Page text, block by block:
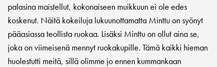
palasina maistellut, kokonaiseen muikkuun ei ole edes
koskenut. Näitä kokeiluja lukuunottamatta Minttu on syönyt
pääasiassa teollista ruokaa. Lisäksi Minttu on ollut aina se,
joka on viimeisenä mennyt ruokakupille. Tämä kaikki hieman
huolestutti meitä, sillä olimme jo ennen kummankaan